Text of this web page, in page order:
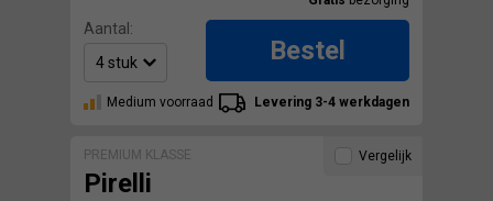
Aantal:
Bestel
Medium voorraad Levering 3-4 werkdagen
PREMIUM KLASSE
Pirelli
Vergelijk